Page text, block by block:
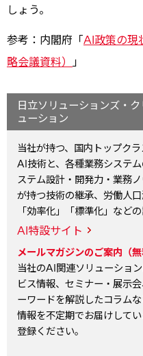
しょう。
参考：内閣府「AI政策の現
略会議資料） 」
日立ソリューションズ・
ューション
当社が持つ、国内トップク
AI技術と、各種業務システ
ステム設計・開発力・業務
が持つ技術の継承、労働人
「効率化」「標準化」など
AI特設サイト
メールマガジンのご案内（無
当社のAI関連ソリューショ
ビス情報、セミナー・展示
ーワードを解説したコラム
情報を不定期でお届けして
登録ください。